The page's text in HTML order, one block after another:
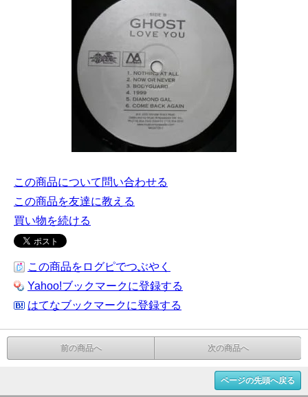
この商品について問い合わせる
この商品を友達に教える
買い物を続ける
この商品をログピでつぶやく
Yahoo!ブックマークに登録する
はてなブックマークに登録する
前の商品へ 次の商品へ
ページの先頭へ戻る